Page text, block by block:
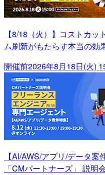
【8/18（火）】コストカ
ム刷新がもたらす本当の効
開催前2026年8月18日(火)
【AI/AWS/アプリ/データ
「CMパートナーズ」 説明